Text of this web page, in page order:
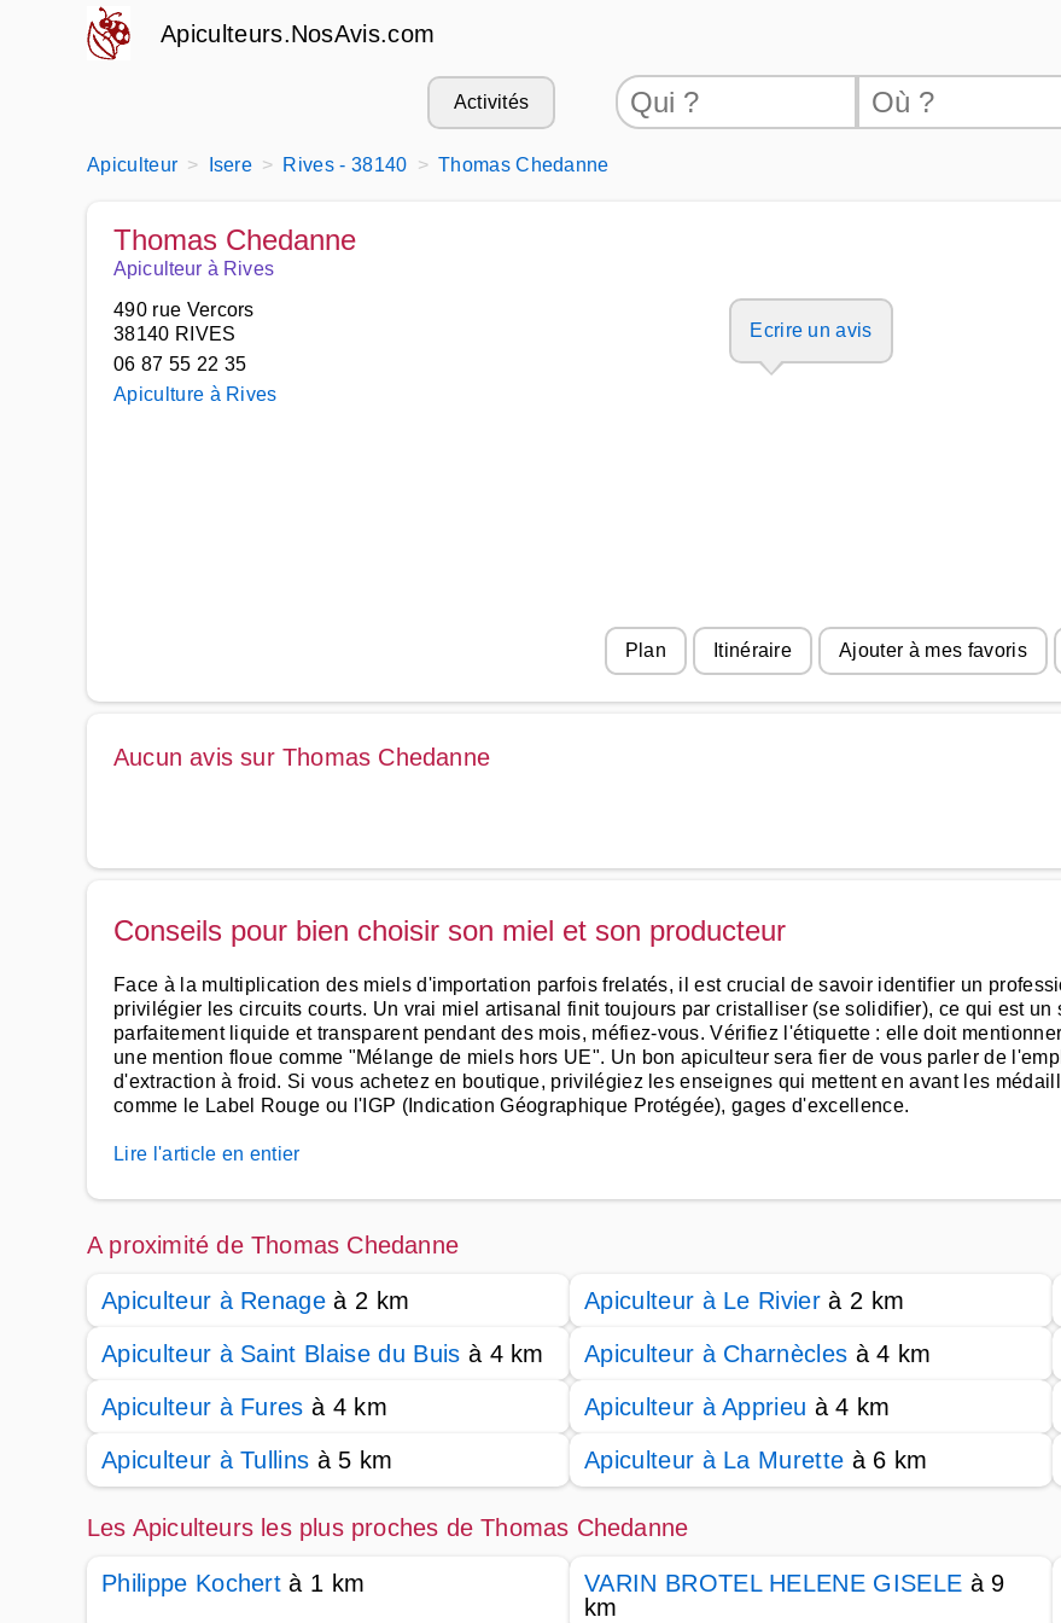
Apiculteurs.NosAvis.com
Activités
Apiculteur Isere Rives - 38140 Thomas Chedanne
Thomas Chedanne
Apiculteur à Rives
490 rue Vercors
38140 RIVES
06 87 55 22 35
Apiculture à Rives
Ecrire un avis
Plan Itinéraire Ajouter à mes favoris
Aucun avis sur Thomas Chedanne
Conseils pour bien choisir son miel et son producteur
Face à la multiplication des miels d'importation parfois frelatés, il est crucial de savoir identifier un
privilégier les circuits courts. Un vrai miel artisanal finit toujours par cristalliser (se solidifier), ce qui est
parfaitement liquide et transparent pendant des mois, méfiez-vous. Vérifiez l'étiquette : elle doit
une mention floue comme "Mélange de miels hors UE". Un bon apiculteur sera fier de vous parler de
d'extraction à froid. Si vous achetez en boutique, privilégiez les enseignes qui mettent en avant les
comme le Label Rouge ou l'IGP (Indication Géographique Protégée), gages d'excellence.
Lire l'article en entier
A proximité de Thomas Chedanne
Apiculteur à Renage à 2 km Apiculteur à Le Rivier à 2 km
Apiculteur à Saint Blaise du Buis à 4 km Apiculteur à Charnècles à 4 km
Apiculteur à Fures à 4 km Apiculteur à Apprieu à 4 km
Apiculteur à Tullins à 5 km Apiculteur à La Murette à 6 km
Les Apiculteurs les plus proches de Thomas Chedanne
Philippe Kochert à 1 km VARIN BROTEL HELENE GISELE à 9
km